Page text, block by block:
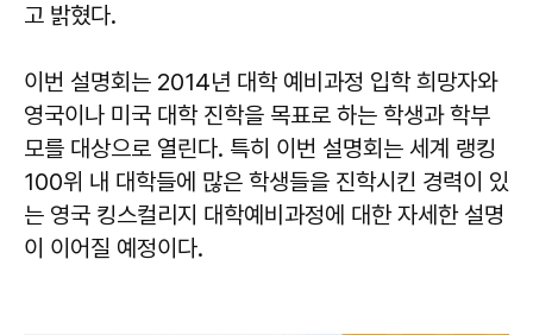
고 밝혔다.
이번 설명회는 2014년 대학 예비과정 입학 희망자와
영국이나 미국 대학 진학을 목표로 하는 학생과 학부
모를 대상으로 열린다. 특히 이번 설명회는 세계 랭킹
100위 내 대학들에 많은 학생들을 진학시킨 경력이 있
는 영국 킹스컬리지 대학예비과정에 대한 자세한 설명
이 이어질 예정이다.